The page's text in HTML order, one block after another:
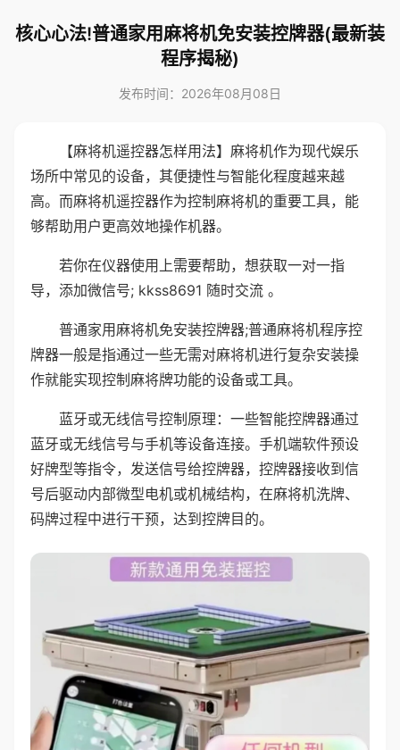
核心心法!普通家用麻将机免安装控牌器(最新装
程序揭秘)
发布时间：2026年08月08日
【麻将机遥控器怎样用法】麻将机作为现代娱乐
场所中常见的设备，其便捷性与智能化程度越来越
高。而麻将机遥控器作为控制麻将机的重要工具，能
够帮助用户更高效地操作机器。
若你在仪器使用上需要帮助，想获取一对一指
导，添加微信号; kkss8691 随时交流 。
普通家用麻将机免安装控牌器;普通麻将机程序控
牌器一般是指通过一些无需对麻将机进行复杂安装操
作就能实现控制麻将牌功能的设备或工具。
蓝牙或无线信号控制原理：一些智能控牌器通过
蓝牙或无线信号与手机等设备连接。手机端软件预设
好牌型等指令，发送信号给控牌器，控牌器接收到信
号后驱动内部微型电机或机械结构，在麻将机洗牌、
码牌过程中进行干预，达到控牌目的。